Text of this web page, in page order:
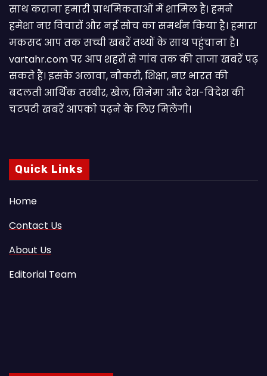
साथ कराना हमारी प्राथमिकताओं में शामिल है। हमने
हमेशा नए विचारों और नई सोच का समर्थन किया है। हमारा
मकसद आप तक सच्ची खबरें तथ्यों के साथ पहुंचाना है।
vartahr.com पर आप शहरों से गांव तक की ताजा खबरें पढ़
सकते हैं। इसके अलावा, नौकरी, शिक्षा, नए भारत की
बदलती आर्थिक तस्वीर, खेल, सिनेमा और देश-विदेश की
चटपटी खबरें आपकाे पढ़ने के लिए मिलेंगी।
Quick Links
Home
Contact Us
About Us
Editorial Team